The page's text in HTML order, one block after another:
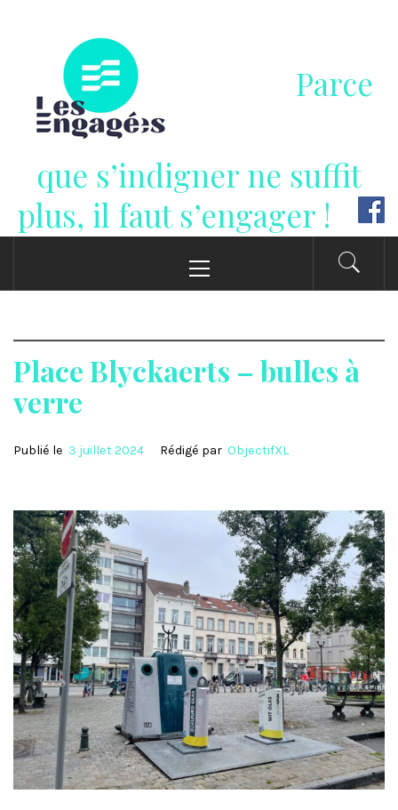
contenu
Parce
que s’indigner ne suffit
plus, il faut s’engager !
principal
Place Blyckaerts – bulles à
verre
Publié le 3 juillet 2024 Rédigé par ObjectifXL